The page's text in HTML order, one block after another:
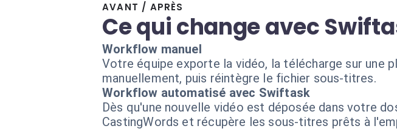
AVANT / APRÈS
Ce qui change avec
Workflow manuel
Votre équipe exporte la vidéo, la télécharge sur
manuellement, puis réintègre le fichier sous-titres.
Workflow automatisé avec Swiftask
Dès qu'une nouvelle vidéo est déposée dans votre
CastingWords et récupère les sous-titres prêts à